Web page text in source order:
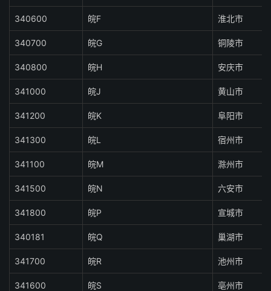
340600 皖F 淮北市
340700 皖G 铜陵市
340800 皖H 安庆市
341000 皖J 黄山市
341200 皖K 阜阳市
341300 皖L 宿州市
341100 皖M 滁州市
341500 皖N 六安市
341800 皖P 宣城市
340181 皖Q 巢湖市
341700 皖R 池州市
341600 皖S 亳州市